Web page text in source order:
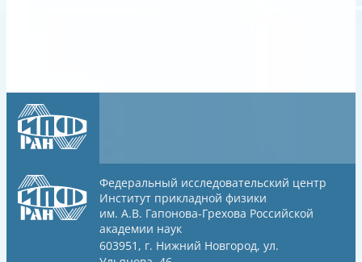
Федеральный исследовательский центр
Институт прикладной физики
им. А.В. Гапонова-Грехова Российской
академии наук
603951, г. Нижний Новгород, ул.